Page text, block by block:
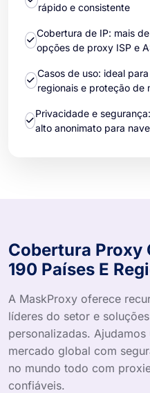
rápido e consistente
Cobertura de IP: mais
opções de proxy ISP e
Casos de uso: ideal
regionais e proteção de
Privacidade e
alto anonimato para
Cobertura Proxy
190 Países E
A MaskProxy oferece
líderes do setor e
personalizadas.
mercado global com
no mundo todo com
confiáveis.